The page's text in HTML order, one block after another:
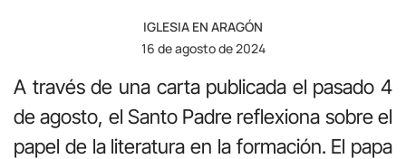
IGLESIA EN ARAGÓN
16 de agosto de 2024
A través de una carta publicada el pasado 4
de agosto, el Santo Padre reflexiona sobre el
papel de la literatura en la formación. El papa